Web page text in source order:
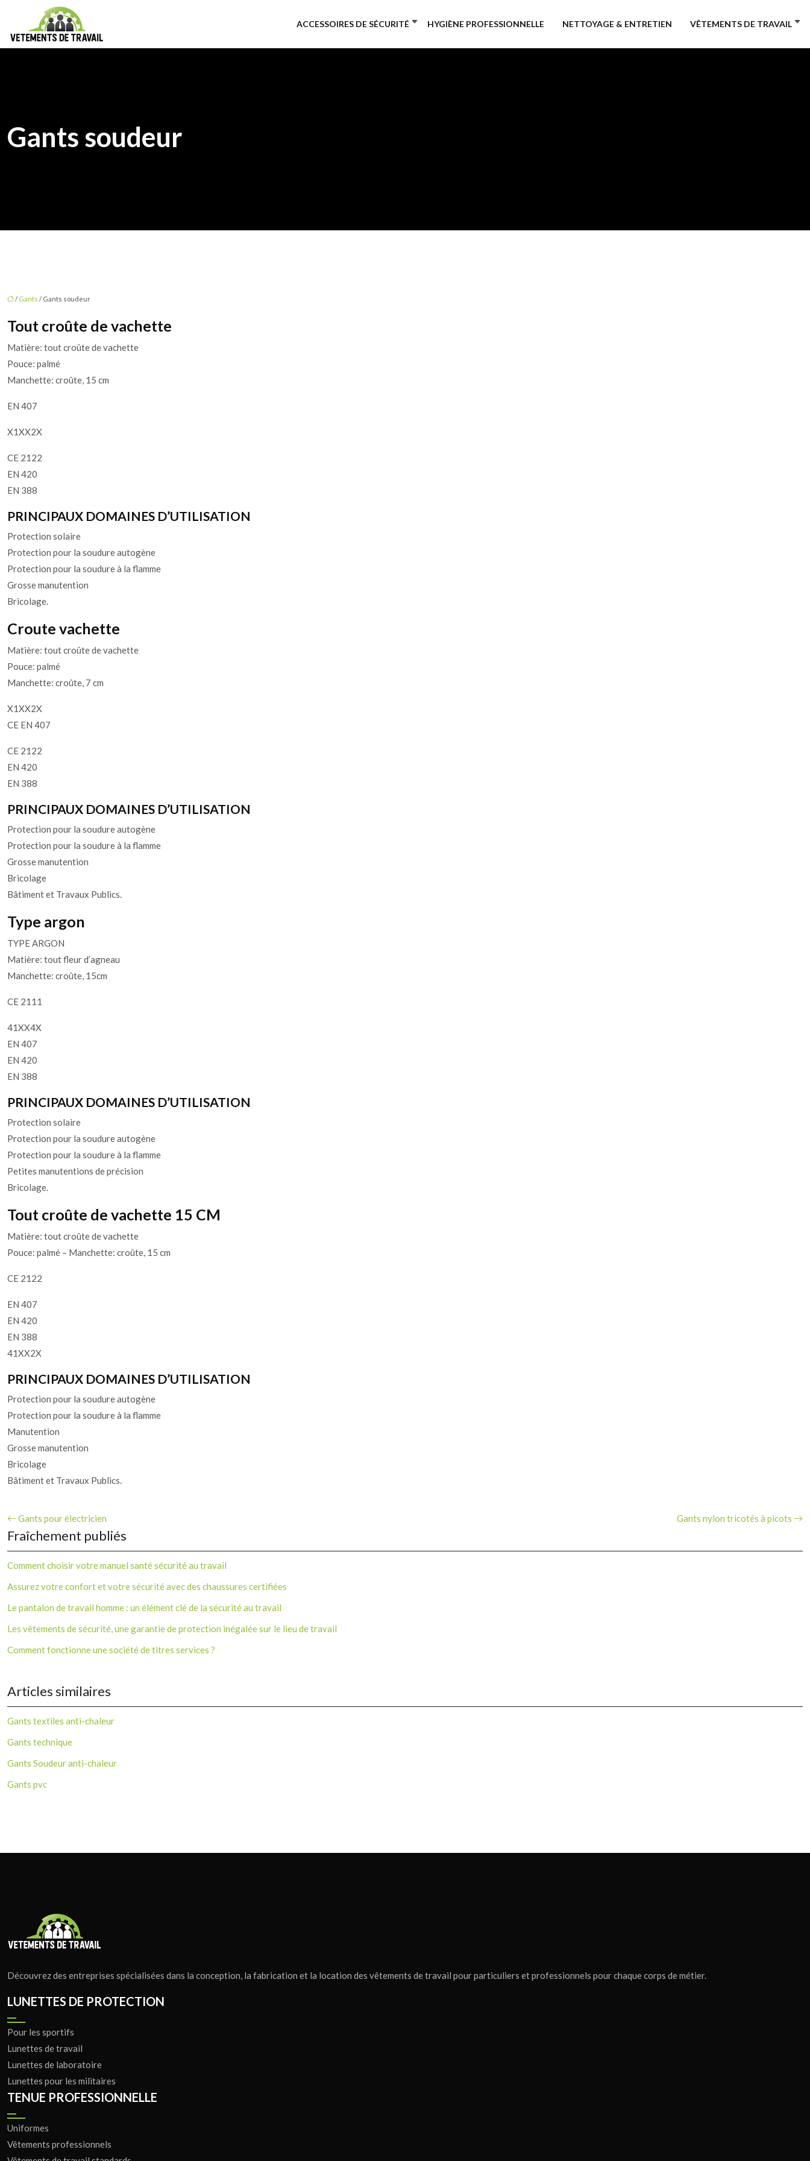
ACCESSOIRES DE SÉCURITÉ HYGIÈNE PROFESSIONNELLE NETTOYAGE & ENTRETIEN VÊTEMENTS DE TRAVAIL
Gants soudeur
/ Gants / Gants soudeur
Tout croûte de vachette
Matière: tout croûte de vachette
Pouce: palmé
Manchette: croûte, 15 cm
EN 407
X1XX2X
CE 2122
EN 420
EN 388
PRINCIPAUX DOMAINES D’UTILISATION
Protection solaire
Protection pour la soudure autogène
Protection pour la soudure à la flamme
Grosse manutention
Bricolage.
Croute vachette
Matière: tout croûte de vachette
Pouce: palmé
Manchette: croûte, 7 cm
X1XX2X
CE EN 407
CE 2122
EN 420
EN 388
PRINCIPAUX DOMAINES D’UTILISATION
Protection pour la soudure autogène
Protection pour la soudure à la flamme
Grosse manutention
Bricolage
Bâtiment et Travaux Publics.
Type argon
TYPE ARGON
Matière: tout fleur d’agneau
Manchette: croûte, 15cm
CE 2111
41XX4X
EN 407
EN 420
EN 388
PRINCIPAUX DOMAINES D’UTILISATION
Protection solaire
Protection pour la soudure autogène
Protection pour la soudure à la flamme
Petites manutentions de précision
Bricolage.
Tout croûte de vachette 15 CM
Matière: tout croûte de vachette
Pouce: palmé – Manchette: croûte, 15 cm
CE 2122
EN 407
EN 420
EN 388
41XX2X
PRINCIPAUX DOMAINES D’UTILISATION
Protection pour la soudure autogène
Protection pour la soudure à la flamme
Manutention
Grosse manutention
Bricolage
Bâtiment et Travaux Publics.
Gants pour électricien Gants nylon tricotés à picots
Fraîchement publiés
Comment choisir votre manuel santé sécurité au travail
Assurez votre confort et votre sécurité avec des chaussures certifiées
Le pantalon de travail homme : un élément clé de la sécurité au travail
Les vêtements de sécurité, une garantie de protection inégalée sur le lieu de travail
Comment fonctionne une société de titres services ?
Articles similaires
Gants textiles anti-chaleur
Gants technique
Gants Soudeur anti-chaleur
Gants pvc
Découvrez des entreprises spécialisées dans la conception, la fabrication et la location des vêtements de travail pour particuliers et professionnels pour chaque corps de métier.
LUNETTES DE PROTECTION
Pour les sportifs
Lunettes de travail
Lunettes de laboratoire
Lunettes pour les militaires
TENUE PROFESSIONNELLE
Uniformes
Vêtements professionnels